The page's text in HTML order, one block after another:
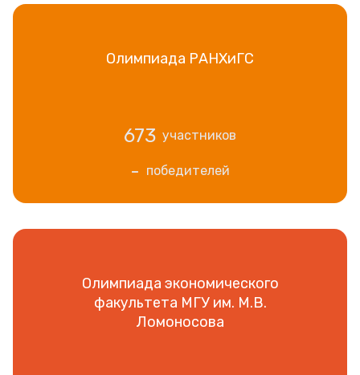
Олимпиада РАНХиГС
673 участников
- победителей
Олимпиада экономического
факультета МГУ им. М.В.
Ломоносова